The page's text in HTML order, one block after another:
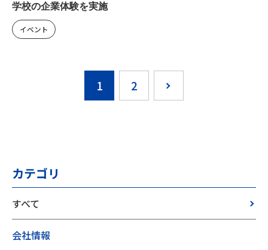
学校の企業体験を実施
イベント
1 2
カテゴリ
すべて
会社情報